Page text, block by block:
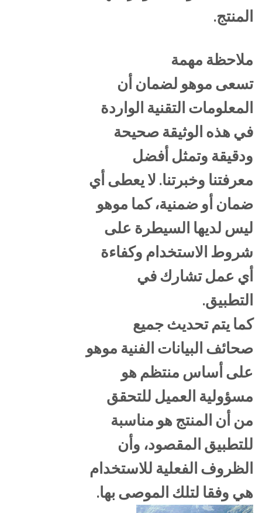
المنتج.
ملاحظة مهمة
تسعى موهو لضمان أن
المعلومات التقنية الواردة
في هذه الوثيقة صحيحة
ودقيقة وتمثل أفضل
معرفتنا وخبرتنا. لا يعطى أي
ضمان أو ضمنية، كما موهو
ليس لديها السيطرة على
شروط الاستخدام وكفاءة
أي عمل تشارك في
التطبيق.
كما يتم تحديث جميع
صحائف البيانات الفنية موهو
على أساس منتظم هو
مسؤولية العميل للتحقق
من أن المنتج هو مناسبة
للتطبيق المقصود، وأن
الظروف الفعلية للاستخدام
هي وفقا لتلك الموصى بها.